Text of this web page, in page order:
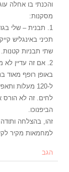
והכנתי בו אחלה
מסקנות:
1. תבנית – שלי
תכיני באינגליש
שתי תבניות קטנות.
2. אם זה עדיין
באופן רופף מאוד
ל-120 מעלות
לחים. זה לא
הביפנוכו.
זהו, בהצלחה
למחמאות מקיר
הגב